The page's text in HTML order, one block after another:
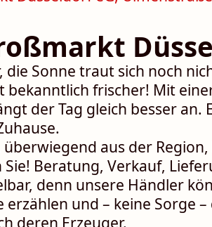
die Sonne traut sich noch
be­kannt­lich frischer! Mit
der Tag gleich besser an.
aus der
Beratung, Verkauf,
denn unsere Händler
und – keine Sorge
deren Erzeuger.